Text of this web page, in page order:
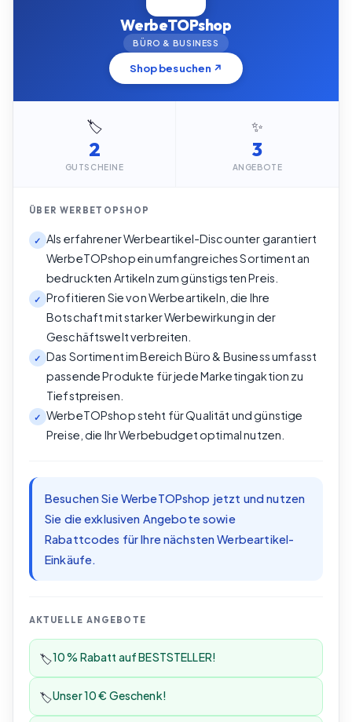
WerbeTOPshop
BÜRO & BUSINESS
Shop besuchen ↗
🏷️
2
GUTSCHEINE
✨
3
ANGEBOTE
ÜBER WERBETOPSHOP
✓
Als erfahrener Werbeartikel-Discounter garantiert
WerbeTOPshop ein umfangreiches Sortiment an
bedruckten Artikeln zum günstigsten Preis.
✓
Profitieren Sie von Werbeartikeln, die Ihre
Botschaft mit starker Werbewirkung in der
Geschäftswelt verbreiten.
✓
Das Sortiment im Bereich Büro & Business umfasst
passende Produkte für jede Marketingaktion zu
Tiefstpreisen.
✓
WerbeTOPshop steht für Qualität und günstige
Preise, die Ihr Werbebudget optimal nutzen.
Besuchen Sie WerbeTOPshop jetzt und nutzen
Sie die exklusiven Angebote sowie
Rabattcodes für Ihre nächsten Werbeartikel-
Einkäufe.
AKTUELLE ANGEBOTE
🏷️10 % Rabatt auf BESTSTELLER!
🏷️Unser 10 € Geschenk!